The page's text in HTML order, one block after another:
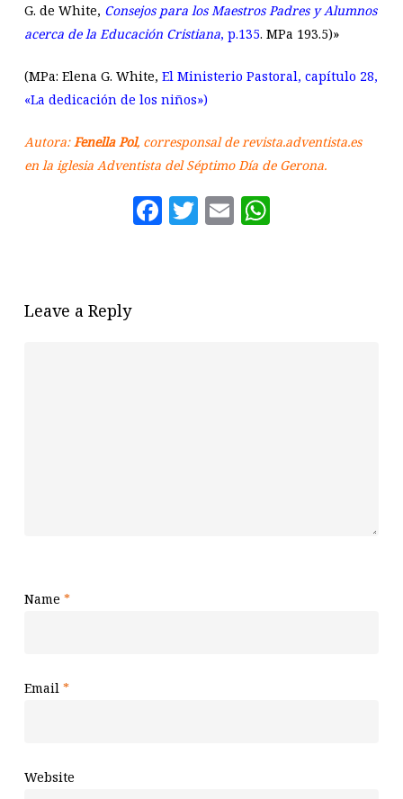
G. de White, Consejos para los Maestros Padres y Alumnos
acerca de la Educación Cristiana, p.135. MPa 193.5)»
(MPa: Elena G. White, El Ministerio Pastoral, capítulo 28,
«La dedicación de los niños»)
Autora: Fenella Pol, corresponsal de revista.adventista.es
en la iglesia Adventista del Séptimo Día de Gerona.
Facebook
Twitter
Email
Leave a Reply
Name *
Email *
Website